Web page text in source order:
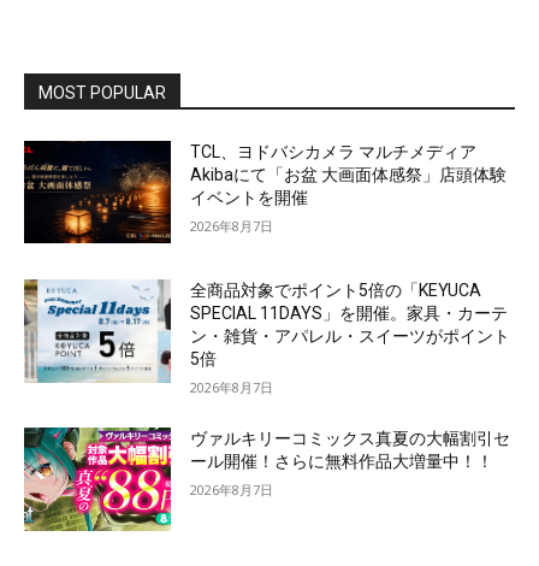
MOST POPULAR
TCL、ヨドバシカメラ マルチメディア
Akibaにて「お盆 大画面体感祭」店頭体験
イベントを開催
2026年8月7日
全商品対象でポイント5倍の「KEYUCA
SPECIAL 11DAYS」を開催。家具・カーテ
ン・雑貨・アパレル・スイーツがポイント
5倍
2026年8月7日
ヴァルキリーコミックス真夏の大幅割引セ
ール開催！さらに無料作品大増量中！！
2026年8月7日